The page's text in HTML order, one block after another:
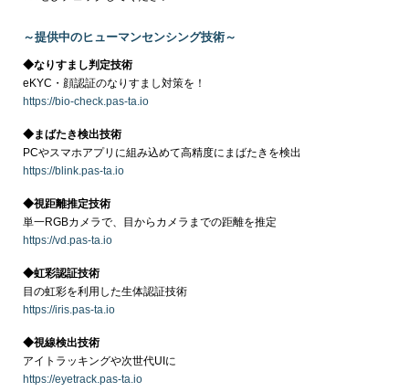
～提供中のヒューマンセンシング技術～
◆なりすまし判定技術
eKYC・顔認証のなりすまし対策を！
https://bio-check.pas-ta.io
◆まばたき検出技術
PCやスマホアプリに組み込めて高精度にまばたきを検出
https://blink.pas-ta.io
◆視距離推定技術
単一RGBカメラで、目からカメラまでの距離を推定
https://vd.pas-ta.io
◆虹彩認証技術
目の虹彩を利用した生体認証技術
https://iris.pas-ta.io
◆視線検出技術
アイトラッキングや次世代UIに
https://eyetrack.pas-ta.io